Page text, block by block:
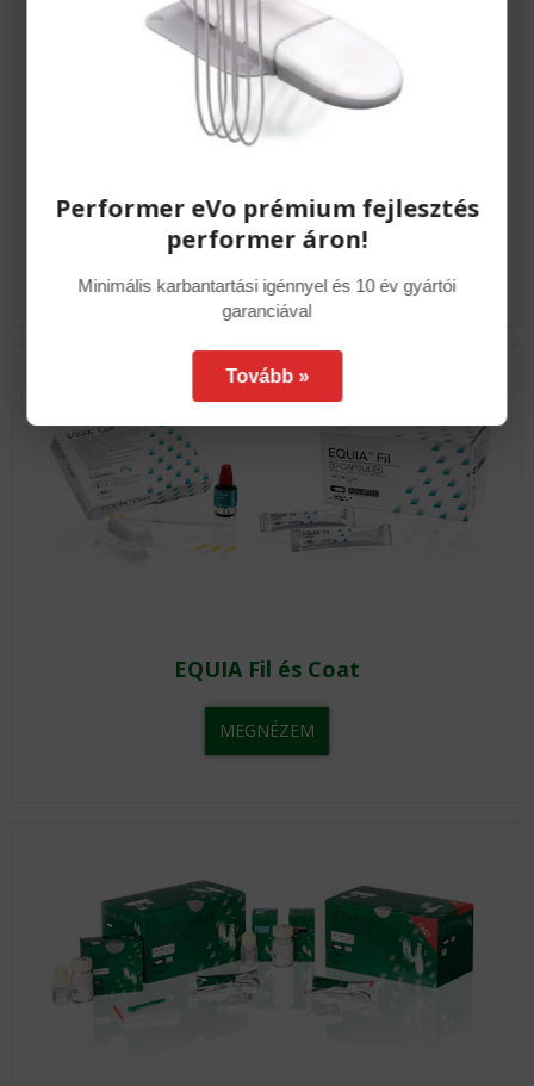
EQUIA Forte HT
MEGNÉZEM
EQUIA Fil és Coat
MEGNÉZEM
Performer eVo prémium fejlesztés
performer áron!
Minimális karbantartási igénnyel és 10 év gyártói
garanciával
Tovább »